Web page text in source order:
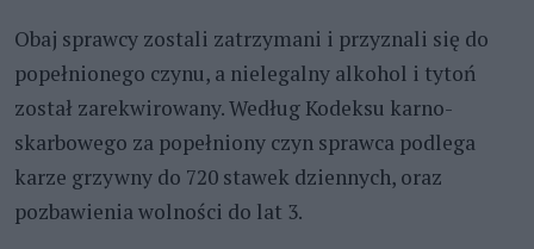
Obaj sprawcy zostali zatrzymani i przyznali się do
popełnionego czynu, a nielegalny alkohol i tytoń
został zarekwirowany. Według Kodeksu karno-
skarbowego za popełniony czyn sprawca podlega
karze grzywny do 720 stawek dziennych, oraz
pozbawienia wolności do lat 3.